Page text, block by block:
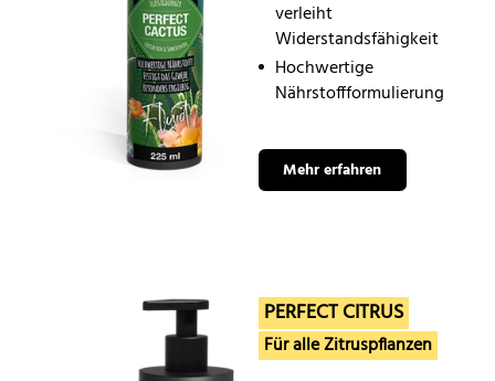
verleiht
Widerstandsfähigkeit
Hochwertige
Nährstoffformulierung
Mehr erfahren
PERFECT CITRUS
Für alle Zitruspflanzen